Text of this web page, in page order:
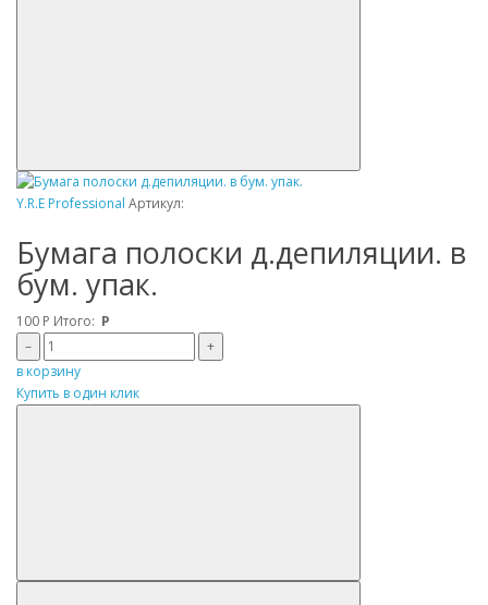
Y.R.E Professional Артикул:
Бумага полоски д.депиляции. в
бум. упак.
100 Р Итого: Р
–
+
в корзину
Купить в один клик